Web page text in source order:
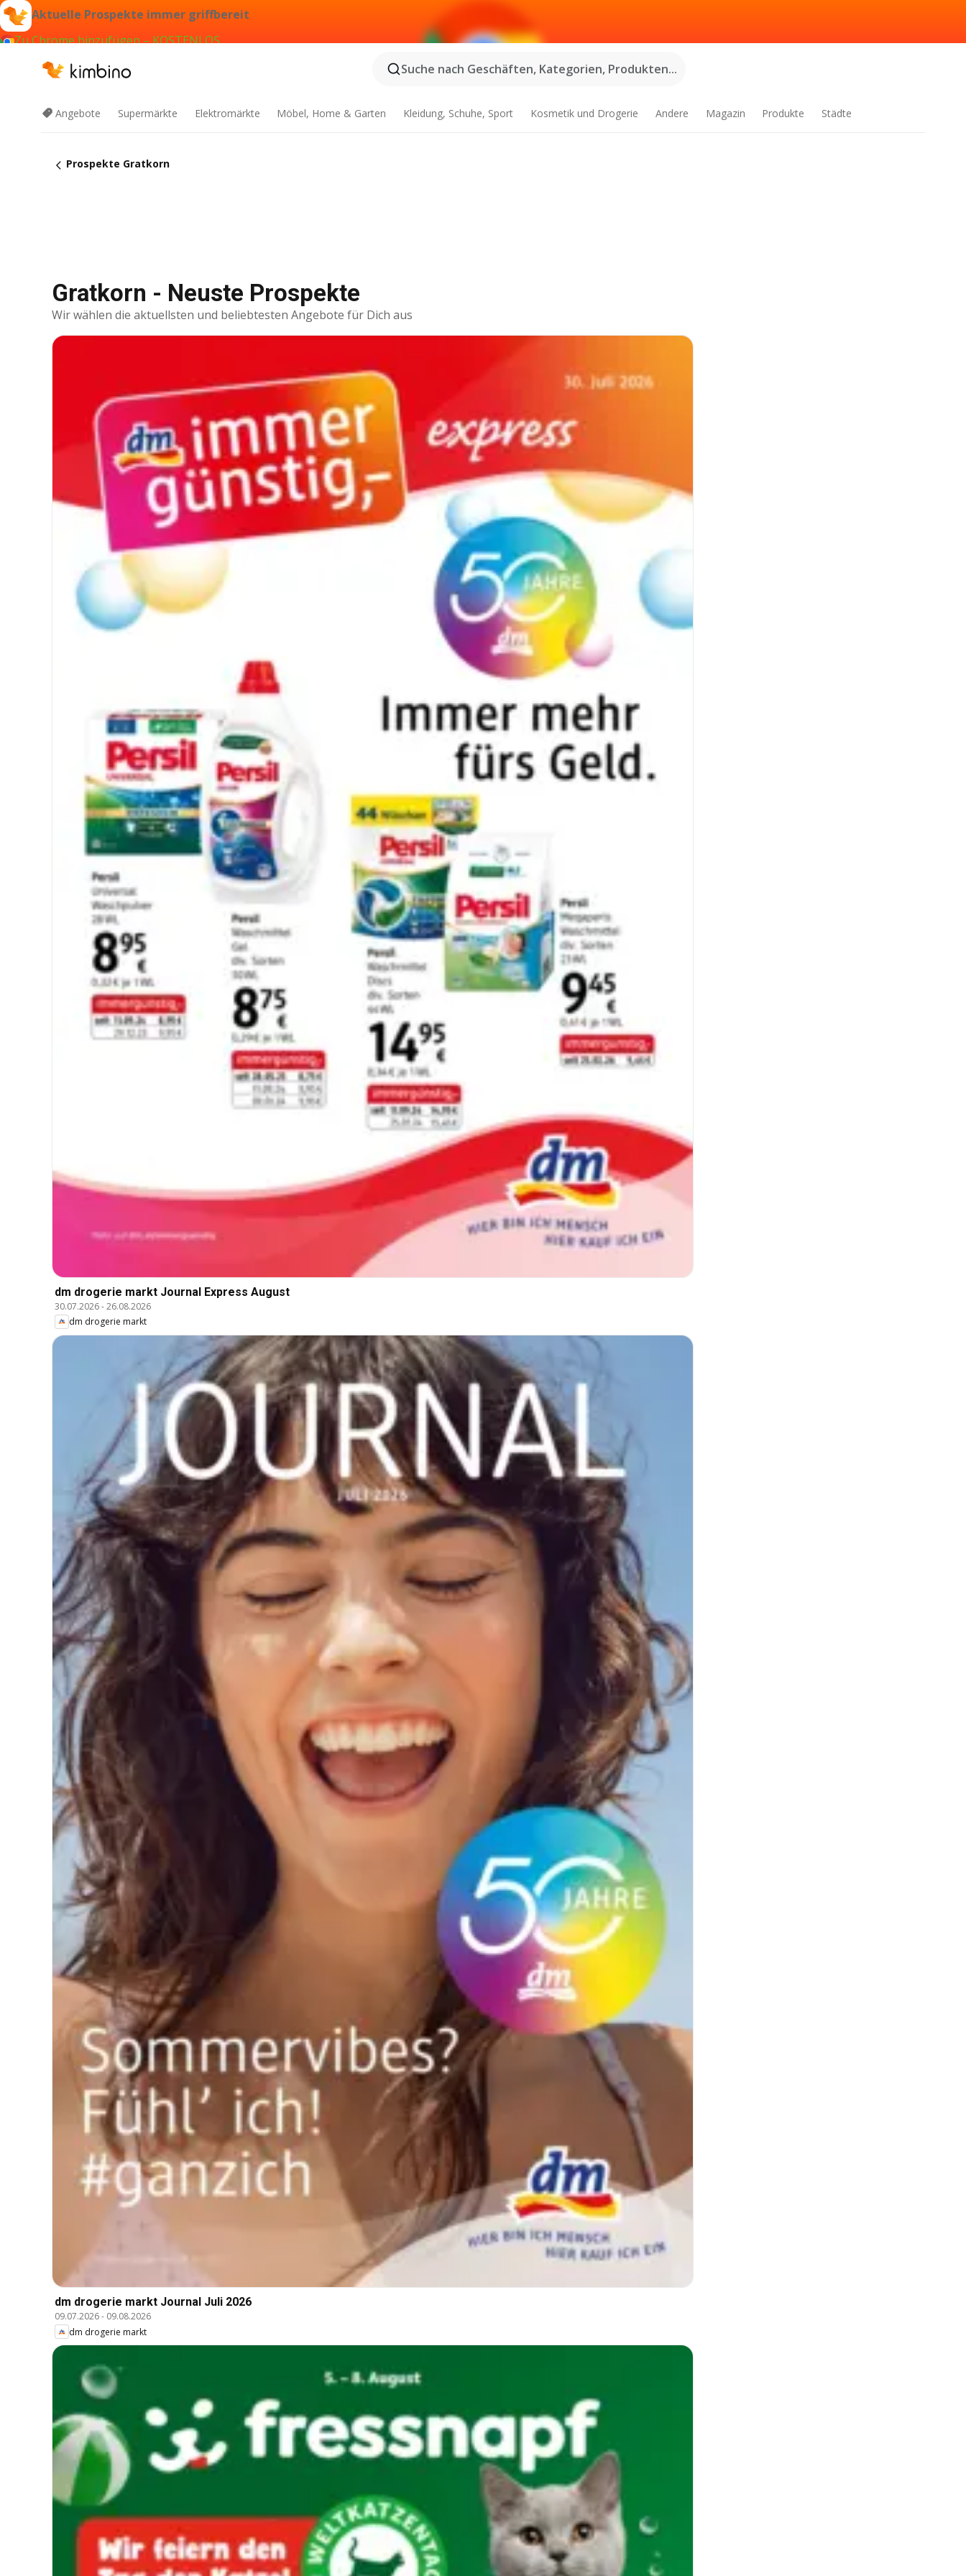
Aktuelle Prospekte immer griffbereit
Zu Chrome hinzufügen – KOSTENLOS
Suche nach Geschäften, Kategorien, Produkten...
Angebote Supermärkte Elektromärkte Möbel, Home & Garten Kleidung, Schuhe, Sport Kosmetik und Drogerie Andere Magazin Produkte Städte
Prospekte Gratkorn
Gratkorn - Neuste Prospekte
Wir wählen die aktuellsten und beliebtesten Angebote für Dich aus
dm drogerie markt Journal Express August
30.07.2026-26.08.2026
dm drogerie markt
dm drogerie markt Journal Juli 2026
09.07.2026- 09.08.2026
dm drogerie markt